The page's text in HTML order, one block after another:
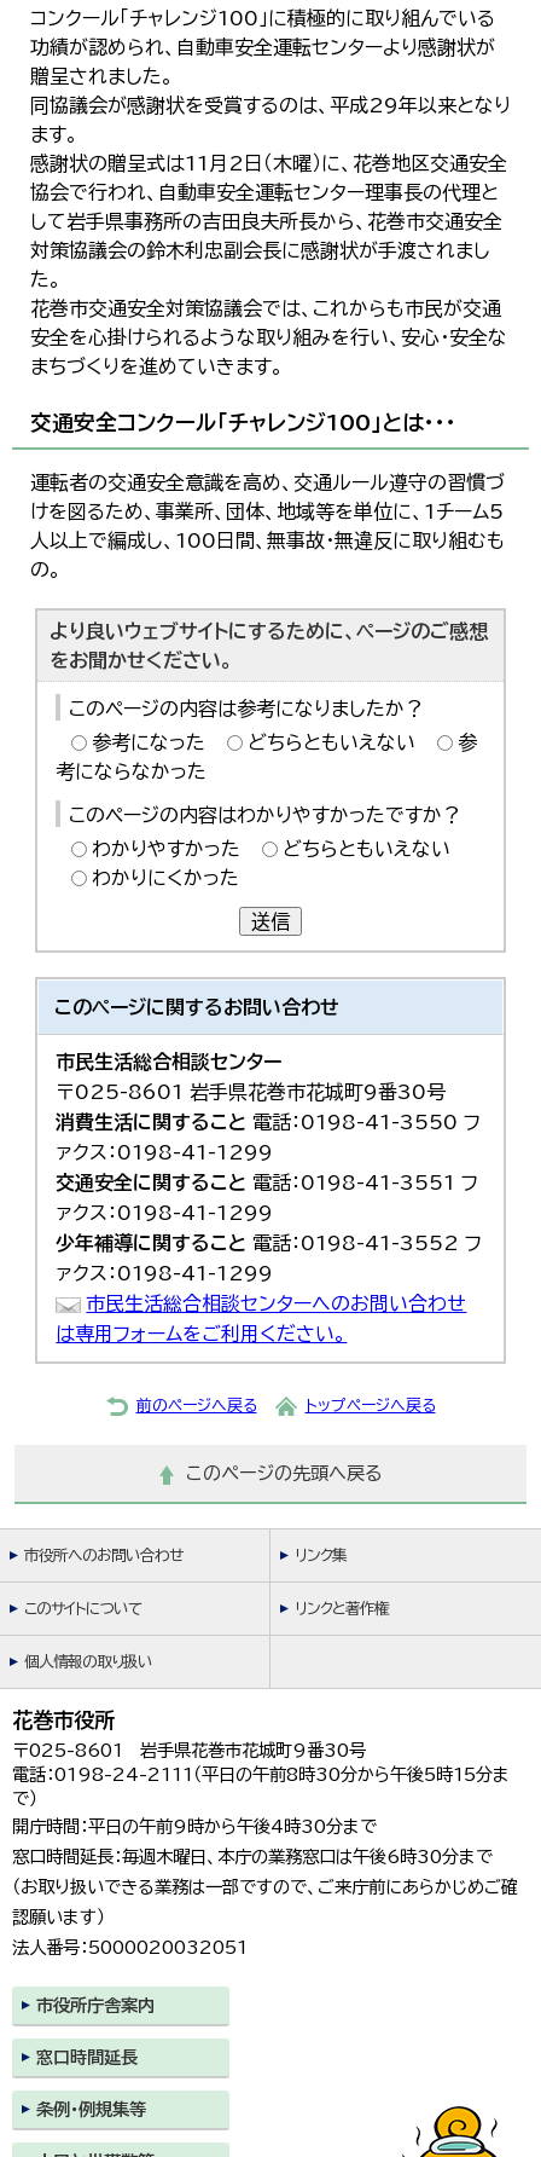
简体中文
繁體中文
コンクール「チャレンジ100」に積極的に取り組んでいる
功績が認められ、自動車安全運転センターより感謝状が
贈呈されました。
同協議会が感謝状を受賞するのは、平成29年以来となり
ます。
感謝状の贈呈式は11月2日（木曜）に、花巻地区交通安全
協会で行われ、自動車安全運転センター理事長の代理と
して岩手県事務所の吉田良夫所長から、花巻市交通安全
対策協議会の鈴木利忠副会長に感謝状が手渡されまし
た。
花巻市交通安全対策協議会では、これからも市民が交通
安全を心掛けられるような取り組みを行い、安心・安全な
まちづくりを進めていきます。
交通安全コンクール「チャレンジ100」とは・・・
運転者の交通安全意識を高め、交通ルール遵守の習慣づ
けを図るため、事業所、団体、地域等を単位に、1チーム5
人以上で編成し、100日間、無事故・無違反に取り組むも
の。
より良いウェブサイトにするために、ページのご感想
をお聞かせください。
このページの内容は参考になりましたか？
参考になった
どちらともいえない
参
考にならなかった
このページの内容はわかりやすかったですか？
わかりやすかった
どちらともいえない
わかりにくかった
送信
このページに関するお問い合わせ
市民生活総合相談センター
〒025-8601 岩手県花巻市花城町9番30号
消費生活に関すること 電話：0198-41-3550 フ
ァクス：0198-41-1299
交通安全に関すること 電話：0198-41-3551 フ
ァクス：0198-41-1299
少年補導に関すること 電話：0198-41-3552 フ
ァクス：0198-41-1299
市民生活総合相談センターへのお問い合わせ
は専用フォームをご利用ください。
前のページへ戻る トップページへ戻る
このページの先頭へ戻る
市役所へのお問い合わせ リンク集
このサイトについて リンクと著作権
個人情報の取り扱い
花巻市役所
〒025-8601 岩手県花巻市花城町9番30号
電話：0198-24-2111（平日の午前8時30分から午後5時15分ま
で）
開庁時間：平日の午前9時から午後4時30分まで
窓口時間延長：毎週木曜日、本庁の業務窓口は午後6時30分まで
（お取り扱いできる業務は一部ですので、ご来庁前にあらかじめご確
認願います）
法人番号：5000020032051
市役所庁舎案内
窓口時間延長
条例・例規集等